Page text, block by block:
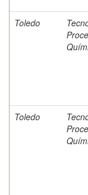
Toledo
Toledo